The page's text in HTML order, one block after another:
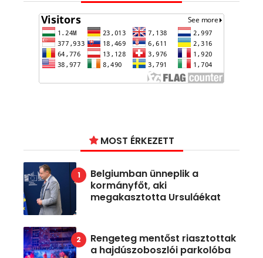
MOST ÉRKEZETT
Belgiumban ünneplik a
kormányfőt, aki
megakasztotta Ursuláékat
Rengeteg mentőst riasztottak
a hajdúszoboszlói parkolóba